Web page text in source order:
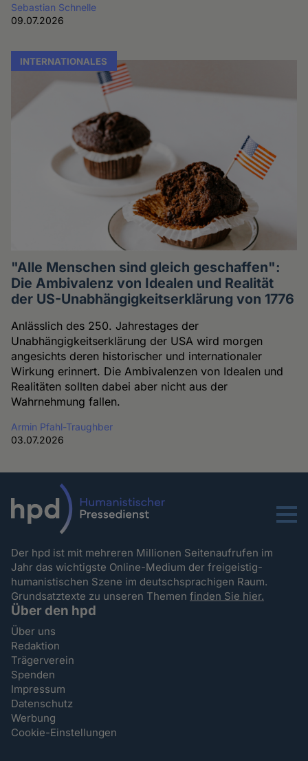
Sebastian Schnelle
09.07.2026
INTERNATIONALES
"Alle Menschen sind gleich geschaffen":
Die Ambivalenz von Idealen und Realität
der US-Unabhängigkeitserklärung von 1776
Anlässlich des 250. Jahrestages der
Unabhängigkeitserklärung der USA wird morgen
angesichts deren historischer und internationaler
Wirkung erinnert. Die Ambivalenzen von Idealen und
Realitäten sollten dabei aber nicht aus der
Wahrnehmung fallen.
Armin Pfahl-Traughber
03.07.2026
Menu
Der hpd ist mit mehreren Millionen Seitenaufrufen im
Jahr das wichtigste Online-Medium der freigeistig-
humanistischen Szene im deutschsprachigen Raum.
Grundsatztexte zu unseren Themenfinden Sie hier.
Über den hpd
Über uns
Redaktion
Trägerverein
Spenden
Impressum
Datenschutz
Werbung
Cookie-Einstellungen